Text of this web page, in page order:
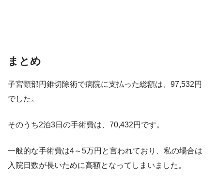
まとめ
子宮頸部円錐切除術で病院に支払った総額は、97,532円
でした。
そのうち2泊3日の手術費は、70,432円です。
一般的な手術費は4～5万円と言われており、私の場合は
入院日数が長いために高額となってしまいました。